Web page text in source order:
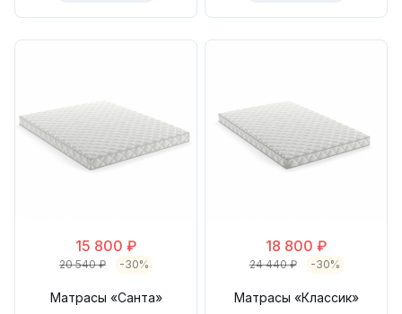
15 800 ₽
20 540₽ -30%
Матрасы «Санта»
18 800 ₽
24 440₽ -30%
Матрасы «Классик»